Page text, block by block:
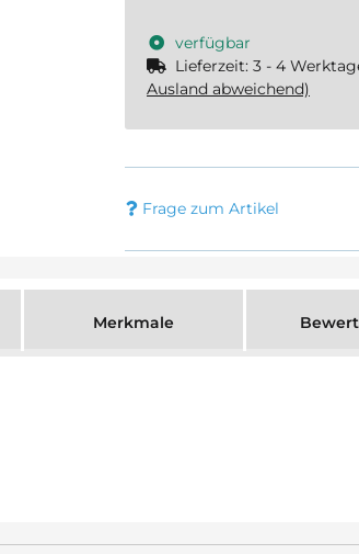
verfügbar
Lieferzeit: 3 - 4
Ausland abweichend)
Frage zum Artikel
Merkmale